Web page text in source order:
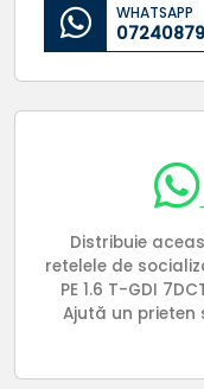
WHATSAPP
Distribuie
retelele de
PE 1.6 T-GDI
Ajută un prieten